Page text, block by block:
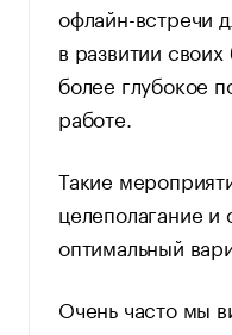
офлайн-встречи
в развитии
более глубокое
работе.
Такие
целеполагание
оптимальный
Очень часто мы